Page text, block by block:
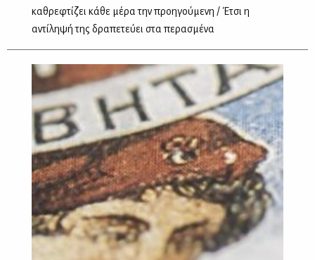
καθρεφτίζει κάθε μέρα την προηγούμενη / Έτσι η
αντίληψή της δραπετεύει στα περασμένα